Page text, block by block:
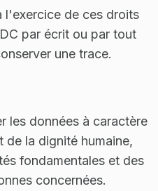
l'exercice de ces droits
par écrit ou par tout
une trace.
les données à caractère
de la dignité humaine,
fondamentales et des
concernées.